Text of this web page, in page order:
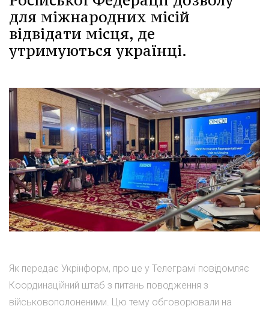
для міжнародних місій
відвідати місця, де
утримуються українці.
Як передає Укрінформ, про це у Телеграмі повідомляє
Координаційний штаб з питань поводження з
військовополоненими. Цю тему обговорювали на